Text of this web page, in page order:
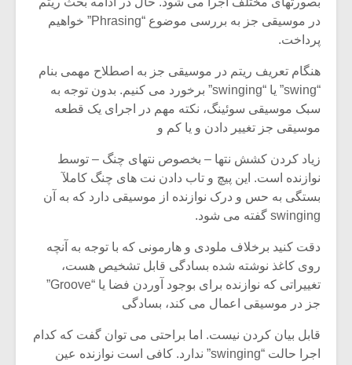
در موسیقی جز به بررسی موضوع “Phrasing” خواهیم
پرداخت.
هنگام تعریف ریتم در موسیقی جز به اصطلاح مهمی بنام
“swing” یا “swinging” برخورد می کنیم. بدون توجه به
سبک موسیقی سوئینگ، نکته مهم در اجرای یک قطعه
موسیقی جز تغییر دادن و یا کم و
زیاد کردن کشش نتها – بخصوص نتهای چنگ – توسط
نوازنده است. این پیچ و تاب دادن نت های چنگ کاملآ
بستگی به حس و درک نوازنده از موسیقی دارد که به آن
swinging گفته می شود.
دقت کنید برخلاف ملودی و هارمونی که با توجه به آنچه
روی کاغذ نوشته شده بسادگی قابل تشخیص هست،
تغییراتی که نوازنده برای بوجود آوردن فضا یا “Groove”
جز در موسیقی اعمال می کند، بسادگی
قابل بیان کردن نیست. اما براحتی می توان گفت که کدام
اجرا حالت “swinging” ندارد. کافی است نوازنده عین
میکلوش روژا